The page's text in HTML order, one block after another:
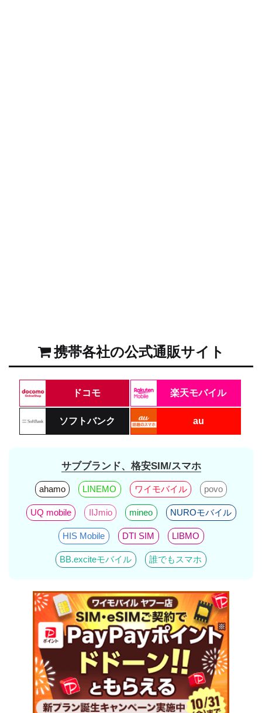
携帯各社の公式通販サイト
ドコモ 楽天モバイル
ソフトバンク au
サブブランド、格安SIM/スマホ
ahamo LINEMO ワイモバイル povo
UQ mobile IIJmio mineo NUROモバイル
HIS Mobile DTI SIM LIBMO
BB.exciteモバイル 誰でもスマホ